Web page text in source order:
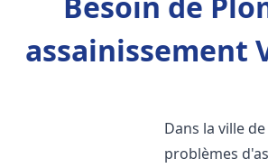
assainissement
Dans la ville
problèmes